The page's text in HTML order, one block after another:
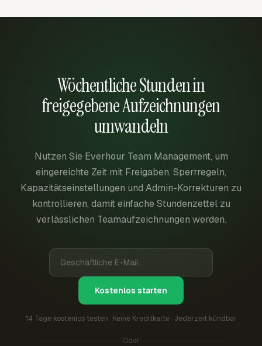
Wöchentliche Stunden in
freigegebene Aufzeichnungen
umwandeln
Nutzen Sie Everhour Team Management, um
eingereichte Zeit mit Freigaben, Sperrregeln,
Kapazitätseinstellungen und Admin-Korrekturen zu
kontrollieren, damit einfache Stundenzettel zu
verlässlichen Teamaufzeichnungen werden.
Kostenlos starten
14 Tage kostenlos testen · Keine Kreditkarte · Jederzeit kündbar
Oder